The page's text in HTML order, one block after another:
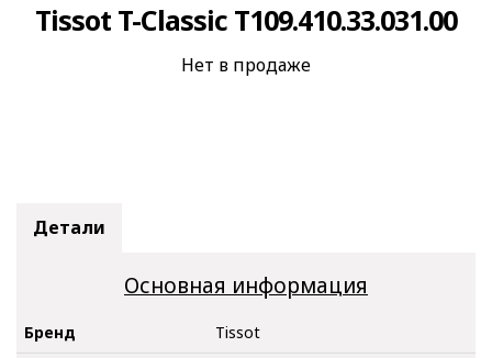
Tissot T-Classic T109.410.33.031.00
Нет в продаже
Детали
Основная информация
Бренд
Tissot